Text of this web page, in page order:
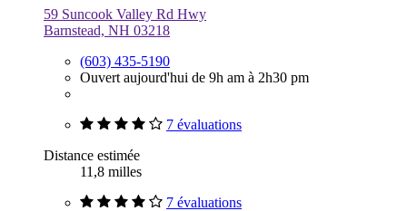
59 Suncook Valley Rd Hwy
Barnstead, NH 03218
(603) 435-5190
Ouvert aujourd'hui de 9h am à 2h30 pm
7 évaluations
Distance estimée
11,8 milles
7 évaluations